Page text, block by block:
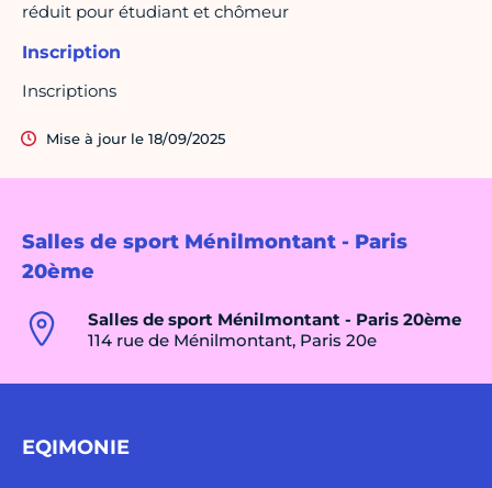
Salles de sport Ménilmontant - Paris
20ème
Salles de sport Ménilmontant - Paris 20ème
114 rue de Ménilmontant, Paris 20e
EQIMONIE
réduit pour étudiant et chômeur
Inscription
Inscriptions
Mise à jour le 18/09/2025